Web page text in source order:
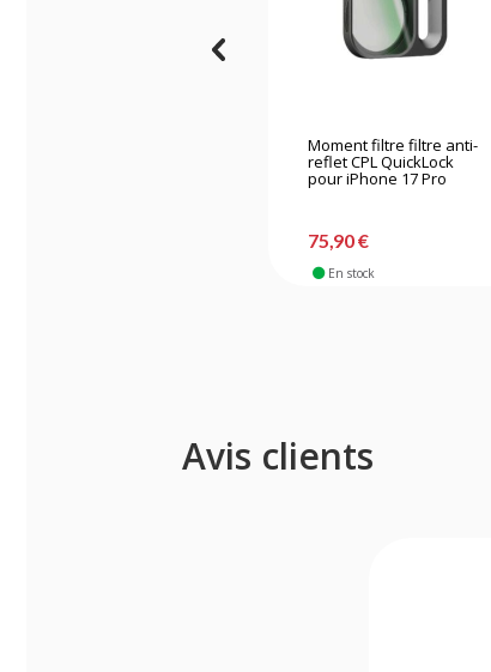
Moment filtre filtre anti-
reflet CPL QuickLock
pour iPhone 17 Pro
75,90 €
En stock
Avis clients